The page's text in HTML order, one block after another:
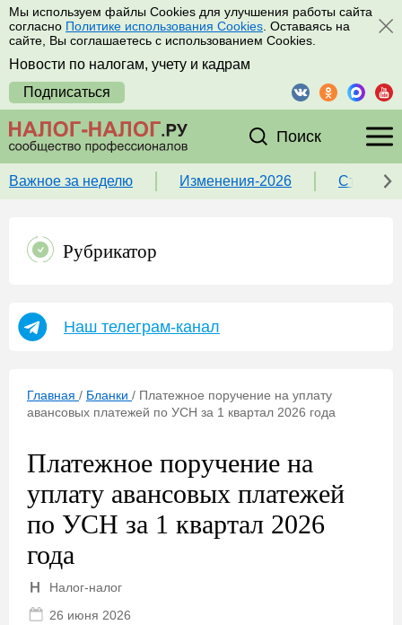
Мы используем файлы Cookies для улучшения работы сайта
согласно Политике использования Cookies . Оставаясь на
сайте, Вы соглашаетесь с использованием Cookies.
Новости по налогам, учету и кадрам
Подписаться
Поиск
Важное за неделю Изменения-2026 Ставка
Рубрикатор
Наш телеграм-канал
Главная / Бланки / Платежное поручение на уплату
авансовых платежей по УСН за 1 квартал 2026 года
Платежное поручение на
уплату авансовых платежей
по УСН за 1 квартал 2026
года
Налог-налог
26 июня 2026